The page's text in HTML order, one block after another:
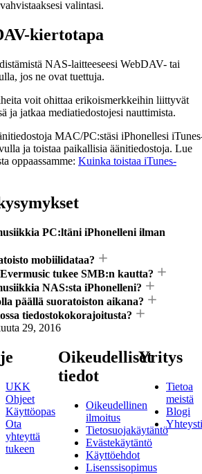
valintasi.
kiertotapa
NAS-laitteeseesi WebDAV- tai
jos ne ovat tuettuja.
voit ohittaa erikoismerkkeihin liittyvät
ja jatkaa mediatiedostojesi nauttimista.
MAC/PC:stäsi iPhonellesi
ja toistaa paikallisia äänitiedostoja. Lue
oppaassamme: Kuinka toistaa iTunes-
PC:ltäni iPhonelleni ilman
mobiilidataa?
tukee SMB:n kautta?
NAS:sta iPhonelleni?
päällä suoratoiston aikana?
tiedostokokorajoitusta?
29, 2016
UKK
Ohjeet
Käyttöopas
Ota
yhteyttä
tukeen
Oikeudelliset
tiedot
Oikeudellinen
ilmoitus
Tietosuojakäytäntö
Evästekäytäntö
Käyttöehdot
Lisenssisopimus
Yritys
Tietoa
meistä
Blogi